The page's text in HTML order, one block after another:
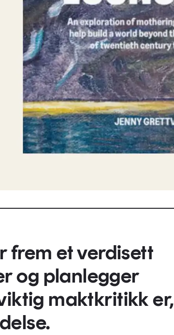
frem et verdisett
og planlegger
maktkritikk er,